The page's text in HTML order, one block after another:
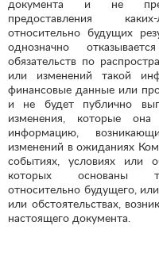
документа и не
предоставления
относительно будущих
однозначно
обязательств по
или изменений такой
финансовые данные или
и не будет публично
изменения, которые
информацию,
изменений в ожиданиях
событиях, условиях или
которых основаны
относительно будущего,
или обстоятельствах,
настоящего документа.